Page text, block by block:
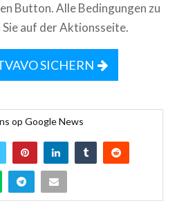
Button. Alle Bedingungen zu
auf der Aktionsseite.
SICHERN